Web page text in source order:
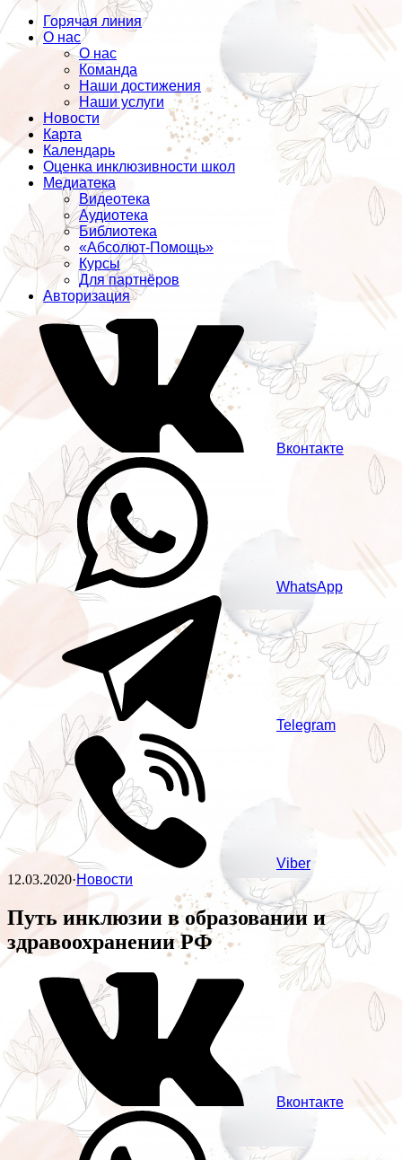
Горячая линия
О нас
О нас
Команда
Наши достижения
Наши услуги
Новости
Карта
Календарь
Оценка инклюзивности школ
Медиатека
Видеотека
Аудиотека
Библиотека
«Абсолют-Помощь»
Курсы
Для партнёров
Авторизация
Вконтакте
WhatsApp
Telegram
Viber
12.03.2020·Новости
Путь инклюзии в образовании и
здравоохранении РФ
Вконтакте